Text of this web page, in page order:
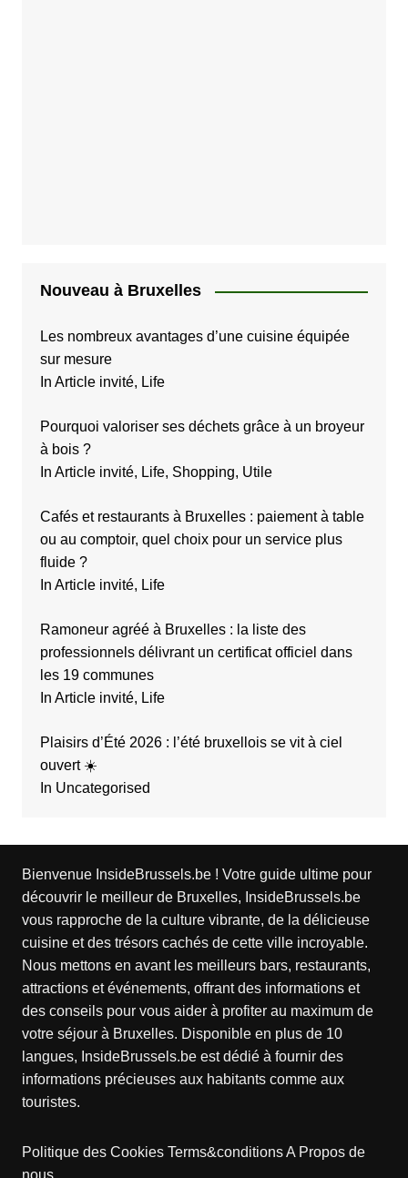
Nouveau à Bruxelles
Les nombreux avantages d’une cuisine équipée
sur mesure
In Article invité, Life
Pourquoi valoriser ses déchets grâce à un broyeur
à bois ?
In Article invité, Life, Shopping, Utile
Cafés et restaurants à Bruxelles : paiement à table
ou au comptoir, quel choix pour un service plus
fluide ?
In Article invité, Life
Ramoneur agréé à Bruxelles : la liste des
professionnels délivrant un certificat officiel dans
les 19 communes
In Article invité, Life
Plaisirs d’Été 2026 : l’été bruxellois se vit à ciel
ouvert ☀️
In Uncategorised
Bienvenue InsideBrussels.be ! Votre guide ultime pour
découvrir le meilleur de Bruxelles, InsideBrussels.be
vous rapproche de la culture vibrante, de la délicieuse
cuisine et des trésors cachés de cette ville incroyable.
Nous mettons en avant les meilleurs bars, restaurants,
attractions et événements, offrant des informations et
des conseils pour vous aider à profiter au maximum de
votre séjour à Bruxelles. Disponible en plus de 10
langues, InsideBrussels.be est dédié à fournir des
informations précieuses aux habitants comme aux
touristes.
Politique des Cookies Terms&conditionsA Propos de